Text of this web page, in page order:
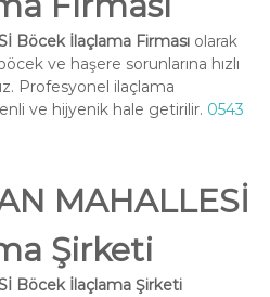
Böcek İlaçlama Firmasıolarak
ve haşere sorunlarına hızlı
Profesyonel ilaçlama
ve hijyenik hale getirilir. 0543
MAHALLESİ
Şirketi
Böcek İlaçlama Şirketi